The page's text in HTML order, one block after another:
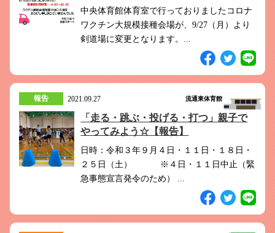
中央体育館体育室で行っておりましたコロナ
ワクチン大規模接種会場が、9/27（月）より
剣道場に変更となります。...
報告 2021.09.27 流通東体育館
「走る・跳ぶ・投げる・打つ」親子で
やってみよう☆【報告】
日時：令和３年９月４日・１１日・１８日・
２５日（土） ※４日・１１日中止（緊
急事態宣言発令のため） ...